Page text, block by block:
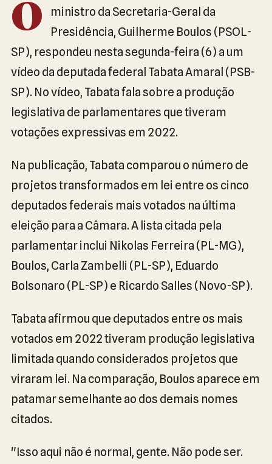
O
ministro da Secretaria-Geral da
Presidência, Guilherme Boulos (PSOL-
SP), respondeu nesta segunda-feira (6) a um
vídeo da deputada federal Tabata Amaral (PSB-
SP). No vídeo, Tabata fala sobre a produção
legislativa de parlamentares que tiveram
votações expressivas em 2022.
Na publicação, Tabata comparou o número de
projetos transformados em lei entre os cinco
deputados federais mais votados na última
eleição para a Câmara. A lista citada pela
parlamentar inclui Nikolas Ferreira (PL-MG),
Boulos, Carla Zambelli (PL-SP), Eduardo
Bolsonaro (PL-SP) e Ricardo Salles (Novo-SP).
Tabata afirmou que deputados entre os mais
votados em 2022 tiveram produção legislativa
limitada quando considerados projetos que
viraram lei. Na comparação, Boulos aparece em
patamar semelhante ao dos demais nomes
citados.
"Isso aqui não é normal, gente. Não pode ser.